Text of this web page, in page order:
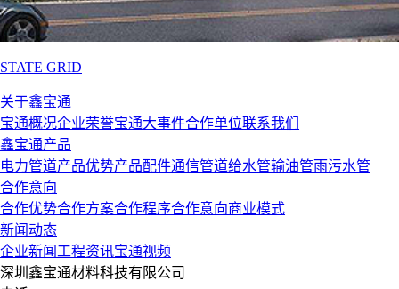
STATE GRID
关于鑫宝通
宝通概况企业荣誉宝通大事件合作单位联系我们
鑫宝通产品
电力管道产品优势产品配件通信管道给水管输油管雨污水管
合作意向
合作优势合作方案合作程序合作意向商业模式
新闻动态
企业新闻 工程资讯宝通视频
深圳鑫宝通材料科技有限公司